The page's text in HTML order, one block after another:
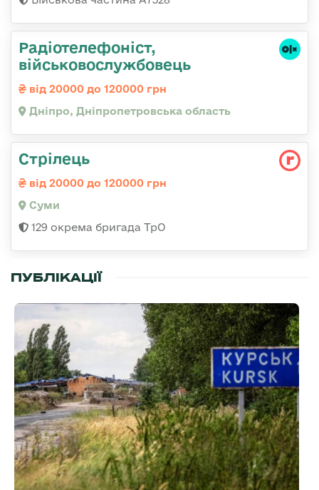
Радіотелефоніст,
військовослужбовець
від 20000 до 120000 грн
Дніпро, Дніпропетровська область
Стрілець
від 20000 до 120000 грн
Суми
129 окрема бригада ТрО
ПУБЛІКАЦІЇ